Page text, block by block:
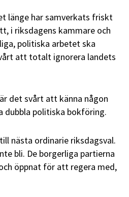
länge har samverkats friskt
i riksdagens kammare och
politiska arbetet ska
att totalt ignorera landets
det svårt att känna någon
dubbla politiska bokföring.
nästa ordinarie riksdagsval.
bli. De borgerliga partierna
öppnat för att regera med,